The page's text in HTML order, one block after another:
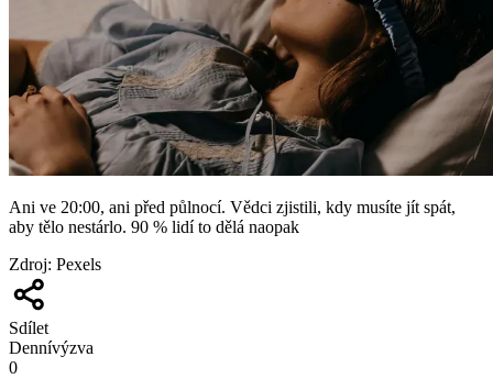
Ani ve 20:00, ani před půlnocí. Vědci zjistili, kdy musíte jít spát,
aby tělo nestárlo. 90 % lidí to dělá naopak
Zdroj: Pexels
Sdílet
Dennívýzva
0